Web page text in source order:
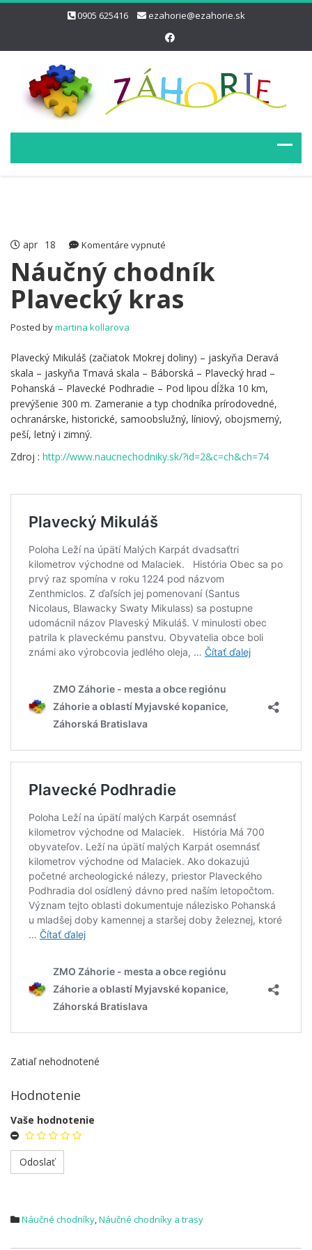
0905 625416 ezahorie@ezahorie.sk
apr 18 Komentáre vypnuté
chodník
kras
Náučný chodník
Plavecký kras
Posted bymartina kollarova
Plavecký Mikuláš (začiatok Mokrej doliny) – jaskyňa Deravá
skala – jaskyňa Tmavá skala – Báborská – Plavecký hrad –
Pohanská – Plavecké Podhradie – Pod lipou dĺžka 10 km,
prevýšenie 300 m. Zameranie a typ chodníka prírodovedné,
ochranárske, historické, samoobslužný, líniový, obojsmerný,
peší, letný i zimný.
Zdroj : http://www.naucnechodniky.sk/?id=2&c=ch&ch=74
Zatiaľ nehodnotené
Hodnotenie
Vaše hodnotenie
Náučné chodníky,Náučné chodníky a trasy